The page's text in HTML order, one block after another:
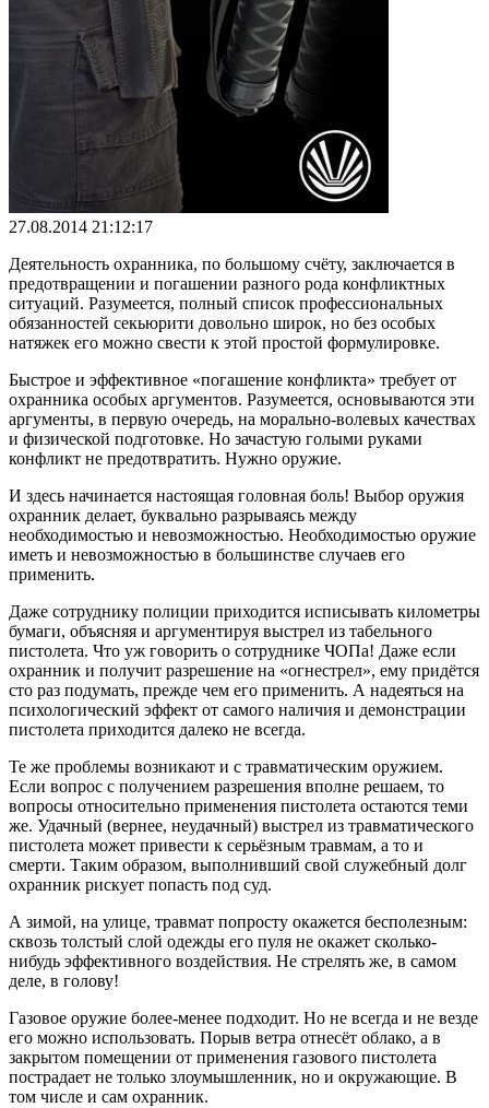
27.08.2014 21:12:17
Деятельность охранника, по большому счёту, заключается в
предотвращении и погашении разного рода конфликтных
ситуаций. Разумеется, полный список профессиональных
обязанностей секьюрити довольно широк, но без особых
натяжек его можно свести к этой простой формулировке.
Быстрое и эффективное «погашение конфликта» требует от
охранника особых аргументов. Разумеется, основываются эти
аргументы, в первую очередь, на морально-волевых качествах
и физической подготовке. Но зачастую голыми руками
конфликт не предотвратить. Нужно оружие.
И здесь начинается настоящая головная боль! Выбор оружия
охранник делает, буквально разрываясь между
необходимостью и невозможностью. Необходимостью оружие
иметь и невозможностью в большинстве случаев его
применить.
Даже сотруднику полиции приходится исписывать километры
бумаги, объясняя и аргументируя выстрел из табельного
пистолета. Что уж говорить о сотруднике ЧОПа! Даже если
охранник и получит разрешение на «огнестрел», ему придётся
сто раз подумать, прежде чем его применить. А надеяться на
психологический эффект от самого наличия и демонстрации
пистолета приходится далеко не всегда.
Те же проблемы возникают и с травматическим оружием.
Если вопрос с получением разрешения вполне решаем, то
вопросы относительно применения пистолета остаются теми
же. Удачный (вернее, неудачный) выстрел из травматического
пистолета может привести к серьёзным травмам, а то и
смерти. Таким образом, выполнивший свой служебный долг
охранник рискует попасть под суд.
А зимой, на улице, травмат попросту окажется бесполезным:
сквозь толстый слой одежды его пуля не окажет сколько-
нибудь эффективного воздействия. Не стрелять же, в самом
деле, в голову!
Газовое оружие более-менее подходит. Но не всегда и не везде
его можно использовать. Порыв ветра отнесёт облако, а в
закрытом помещении от применения газового пистолета
пострадает не только злоумышленник, но и окружающие. В
том числе и сам охранник.